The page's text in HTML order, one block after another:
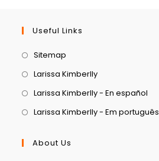
Useful Links
Sitemap
Larissa Kimberlly
Larissa Kimberlly - En español
Larissa Kimberlly - Em português
About Us